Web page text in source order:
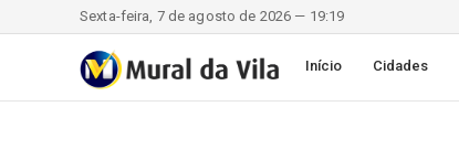
Sexta-feira, 7 de agosto de 2026 — 19:19
Início Cidades